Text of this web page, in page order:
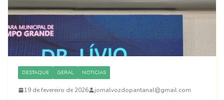
DESTAQUE GERAL NOTICIAS
19 de fevereiro de 2026 jornalvozdopantanal@gmail.com